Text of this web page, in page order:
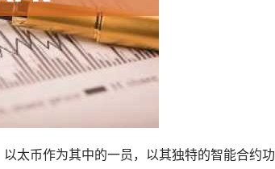
太币作为其中的一员，以其独特的智能合约功